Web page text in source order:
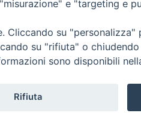
e "targeting e
su "personalizza"
su "rifiuta" o
sono disponibili
Rifiuta